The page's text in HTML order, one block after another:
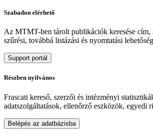
Szabadon elérhető
Az MTMT-ben tárolt publikációk keresése cím,
szűrési, továbbá listázási és nyomtatási
Support portál
Részben nyilvános
Frascati kereső, szerzői és intézményi
adatszolgáltatások, ellenőrző eszközök, egyedi
Belépés az adatbázisba